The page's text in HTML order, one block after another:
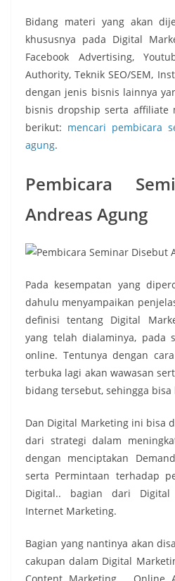
Bidang materi yang akan
khususnya pada Digital
Facebook Advertising,
Authority, Teknik SEO/SEM,
dengan jenis bisnis lainnya
bisnis dropship serta affiliate
berikut: mencari pembicara
agung.
Pembicara
Andreas Agung
Pada kesempatan yang
dahulu menyampaikan
definisi tentang Digital
yang telah dialaminya, pada
online. Tentunya dengan
terbuka lagi akan wawasan
bidang tersebut, sehingga
Dan Digital Marketing ini bisa
dari strategi dalam
dengan menciptakan
serta Permintaan terhadap
Digital.. bagian dari
Internet Marketing.
Bagian yang nantinya akan
cakupan dalam Digital